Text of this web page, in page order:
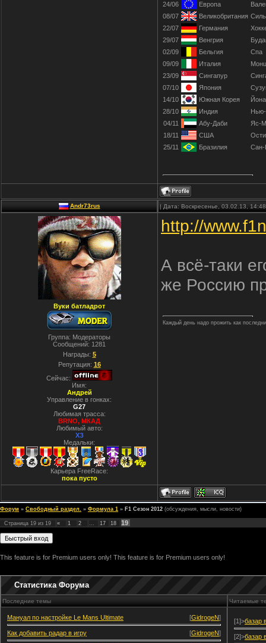
24/06
Европа
08/07
Великобритания
22/07
Германия
29/07
Венгрия
02/09
Бельгия
Спа
09/09
Италия
23/09
Сингапур
07/10
Япония
14/10
Южная Корея
28/10
Индия
04/11
Абу-Даби
Яс-
18/11
США
25/11
Бразилия Сан-
Andr73rus | Дата: Воскресенье, 03.02.13,
Вуки батладрот
Группа: Модераторы
Сообщений: 1281
Награды: 5
Репутация: 16
Сейчас:
Имя:
Андрей
Управление в гонках:
G27
Любимая трасса:
BRNO, МКАД
Любимый авто:
ХЗ
Медальки:
Карьера FreeRace:
пока пусто
http://
А всё-таки
же Россию
Каждый день надо прожить как
Форум » Свободный раздел. » Формула 1 » F1 Сезон 2012 (обсуждения, мысли, новости)
Страница 19 из 19 « 1 2 … 17 18 19
This feature is for Premium users only! This feature is for Premium users only!
Статистика Форума
Последние темы Читаемые
Мануал по настройке Le Mans Ultimate [GidrogeN]
Как добавить радар в игру [GidrogeN]
[1]>базар
[2]>базар